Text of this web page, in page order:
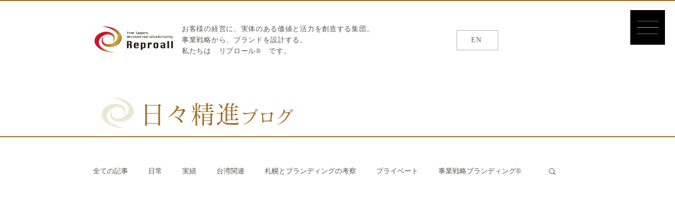
お客様の経営に、実体のある価値と活力を創造する集団。
​事業戦略から、ブランドを設計する。
私たちは
リプロール® です。
EN 繁体/簡体
日々精進 ブログ
全ての記事 日常 実績 台湾関連 札幌とブランディングの考察 プライベート 事業戦略ブランディング®